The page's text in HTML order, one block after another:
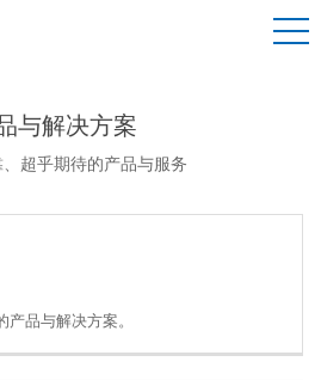
与解决方案
超乎期待的产品与服务
品与解决方案。